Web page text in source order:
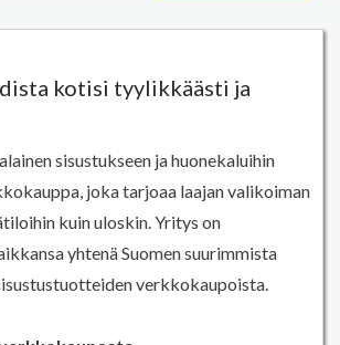
kotisi tyylikkäästi ja
sisustukseen ja huonekaluihin
joka tarjoaa laajan valikoiman
kuin uloskin. Yritys on
yhtenä Suomen suurimmista
verkkokaupoista.